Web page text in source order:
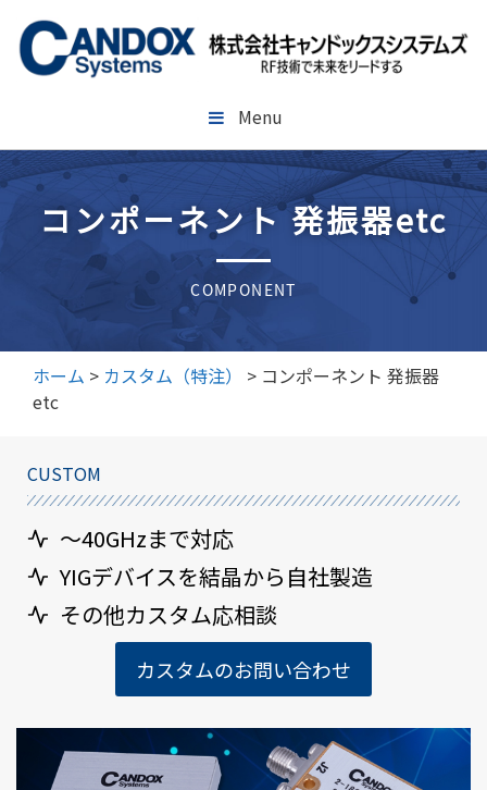
へ
ス
キ
ッ
Menu
コンポーネント 発振器etc
COMPONENT
ホーム > カスタム（特注） > コンポーネント 発振器
etc
CUSTOM
～40GHzまで対応
YIGデバイスを結晶から自社製造
その他カスタム応相談
カスタムのお問い合わせ